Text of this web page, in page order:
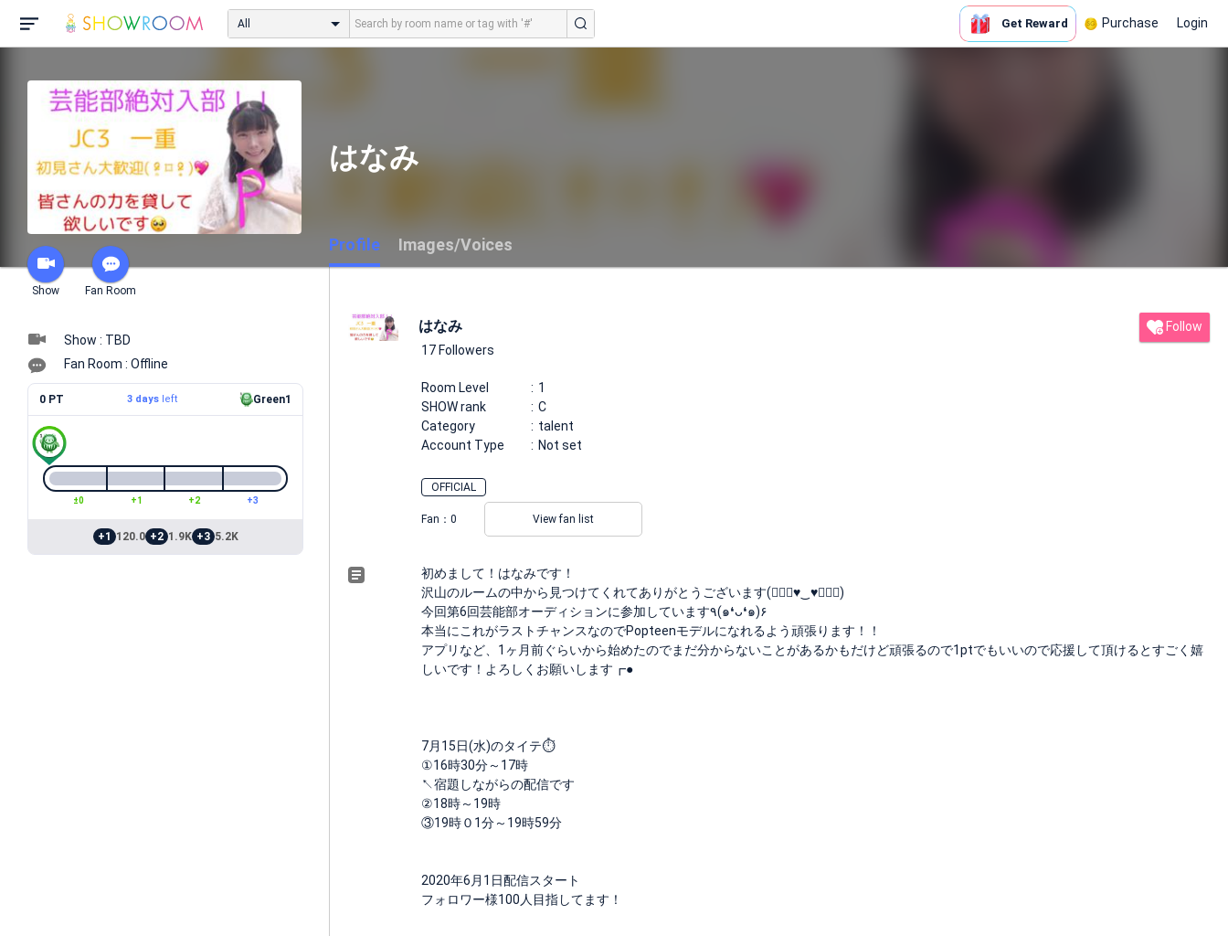
All Get Reward Purchase Login
Show Fan Room
はなみ
Profile Images/Voices
Show : TBD
Fan Room : Offline
0 PT 3 daysleft Green1
±0 +1 +2 +3
+1 120.0 +2 1.9K +3 5.2K
はなみ
17 Followers
Follow
Room Level
1
SHOW rank
C
Category
talent
Account Type
Not set
OFFICIAL
Fan： 0 View fan list
初めまして！はなみです！
沢山のルームの中から見つけてくれてありがとうございます(๑⃙⃘♥‿♥๑⃙⃘)
今回第6回芸能部オーディションに参加しています٩(๑❛ᴗ❛๑)۶
本当にこれがラストチャンスなのでPopteenモデルになれるよう頑張ります！！
アプリなど、1ヶ月前ぐらいから始めたのでまだ分からないことがあるかもだけど頑張るので1ptでもいいので応援して頂けるとすごく嬉
しいです！よろしくお願いします┏●
7月15日(水)のタイテ⏱
①16時30分～17時
↖宿題しながらの配信です
②18時～19時
③19時０1分～19時59分
2020年6月1日配信スタート
フォロワー様100人目指してます！